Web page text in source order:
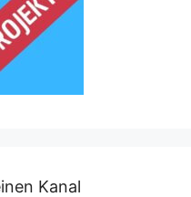
Kanal